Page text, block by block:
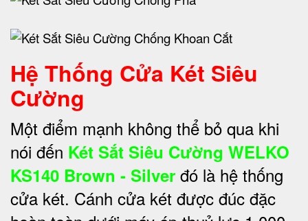
Hệ Thống Cửa Két Siêu
Cường
Một điểm mạnh không thể bỏ qua khi
nói đến Két Sắt Siêu Cường WELKO
KS140 Brown - Silver đó là hệ thống
cửa két. Cánh cửa két được đúc đặc